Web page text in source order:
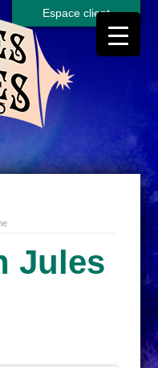
Espace client
Jules